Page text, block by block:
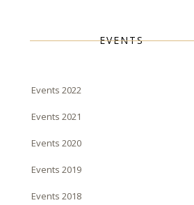
EVENTS
Events 2022
Events 2021
Events 2020
Events 2019
Events 2018